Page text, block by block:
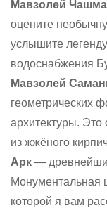
Мавзолей
оцените
услышите
водоснабжения
Мавзолей
геометрических
архитектуры. Это
из жжёного
Арк —
Монументальная
которой я вам